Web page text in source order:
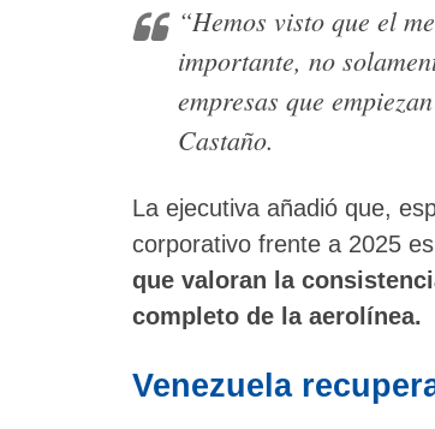
“Hemos visto que el
importante, no
empresas que
Castaño.
La ejecutiva añadió que,
corporativo frente a 2025
que valoran la
completo de la aerolínea.
Venezuela